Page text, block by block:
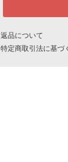
返品について
特定商取引法に基づ